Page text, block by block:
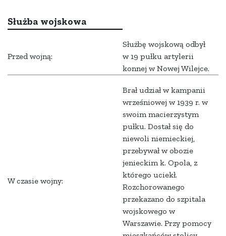
Służba wojskowa
Przed wojną:
Służbę wojskową odbył
w 19 pułku artylerii
konnej w Nowej Wilejce.
W czasie wojny:
Brał udział w kampanii
wrześniowej w 1939 r. w
swoim macierzystym
pułku. Dostał się do
niewoli niemieckiej,
przebywał w obozie
jenieckim k. Opola, z
którego uciekł.
Rozchorowanego
przekazano do szpitala
wojskowego w
Warszawie. Przy pomocy